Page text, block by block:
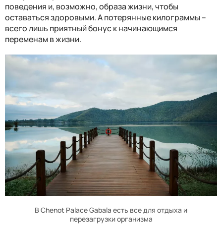
поведения и, возможно, образа жизни, чтобы
оставаться здоровыми. А потерянные килограммы –
всего лишь приятный бонус к начинающимся
переменам в жизни.
ВChenot Palace Gabala есть все для отдыха и
перезагрузки организма